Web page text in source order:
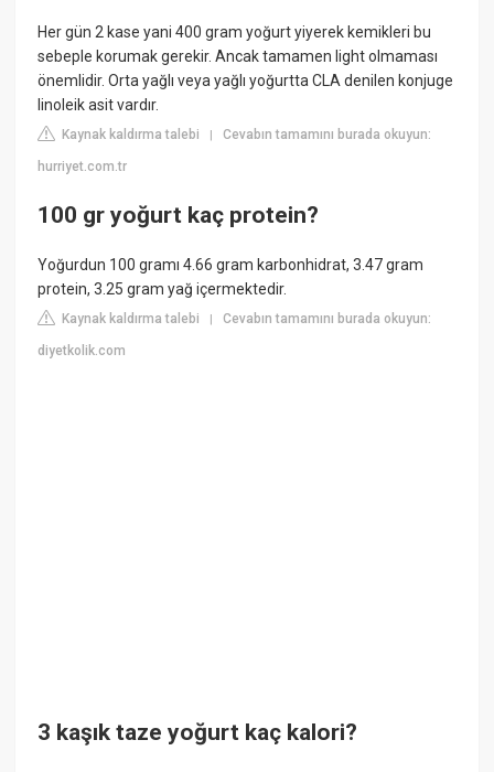
Her gün 2 kase yani 400 gram yoğurt yiyerek kemikleri bu
sebeple korumak gerekir. Ancak tamamen light olmaması
önemlidir. Orta yağlı veya yağlı yoğurtta CLA denilen konjuge
linoleik asit vardır.
Kaynak kaldırma talebi |Cevabın tamamını burada okuyun:
hurriyet.com.tr
100 gr yoğurt kaç protein?
Yoğurdun 100 gramı 4.66 gram karbonhidrat, 3.47 gram
protein, 3.25 gram yağ içermektedir.
Kaynak kaldırma talebi |Cevabın tamamını burada okuyun:
diyetkolik.com
3 kaşık taze yoğurt kaç kalori?